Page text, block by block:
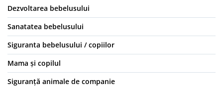
Dezvoltarea bebelusului
Sanatatea bebelusului
Siguranta bebelusului / copiilor
Mama și copilul
Siguranță animale de companie